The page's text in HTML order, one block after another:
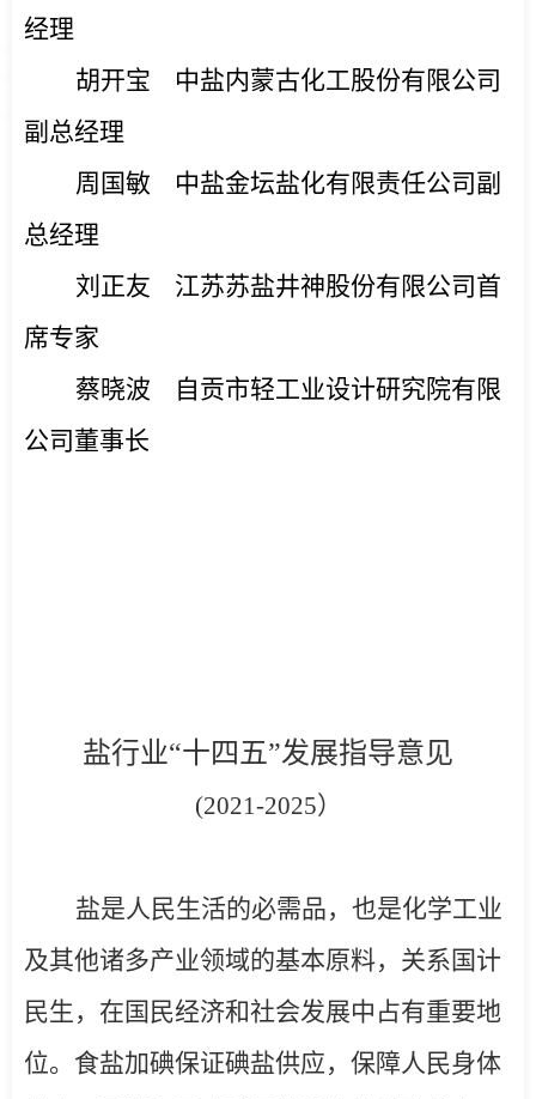
经理
胡开宝
中盐内蒙古化工股份有限公司
副总经理
周国敏
中盐金坛盐化有限责任公司副
总经理
刘正友
江苏苏盐井神股份有限公司首
席专家
蔡晓波
自贡市轻工业设计研究院有限
公司董事长
盐行业“十四五”发展指导意见
(2021-2025）
盐是人民生活的必需品，也是化学工业
及其他诸多产业领域的基本原料，关系国计
民生，在国民经济和社会发展中占有重要地
位。食盐加碘保证碘盐供应，保障人民身体